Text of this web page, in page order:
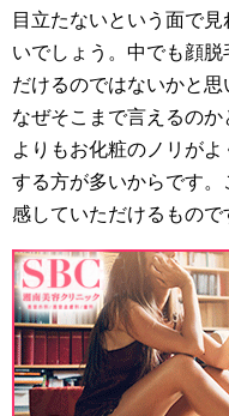
目立たないという面で
いでしょう。中でも顔
だけるのではないかと思
なぜそこまで言えるの
よりもお化粧のノリが
する方が多いからです
感していただけるもので